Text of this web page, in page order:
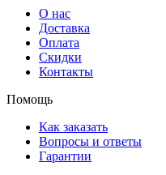
О нас
Доставка
Оплата
Скидки
Контакты
Помощь
Как заказать
Вопросы и ответы
Гарантии